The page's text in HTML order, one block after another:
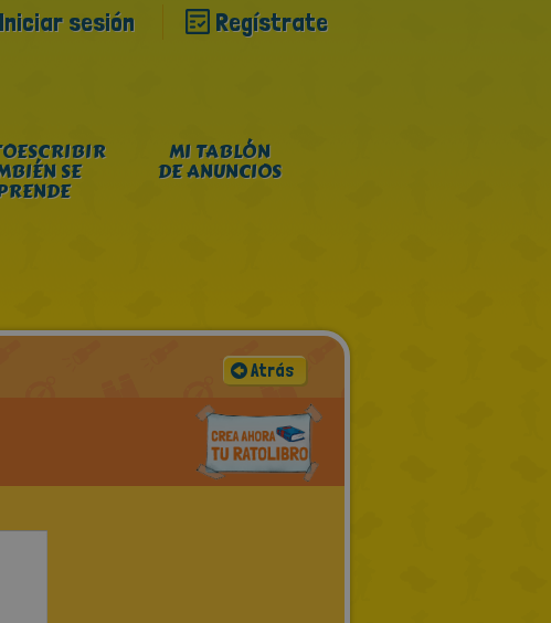
Iniciar sesión Regístrate
SE
MI TABLÓN
DE ANUNCIOS
Atrás